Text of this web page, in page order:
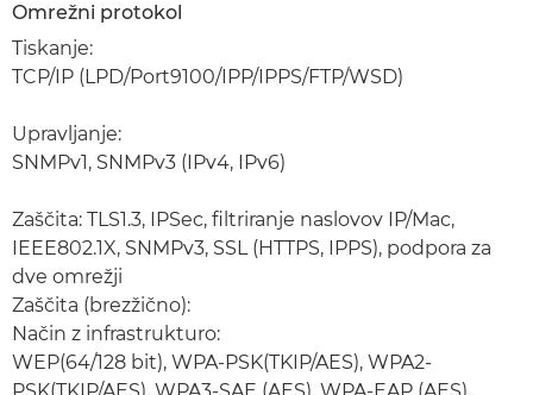
Omrežni protokol
Tiskanje:
TCP/IP (LPD/Port9100/IPP/IPPS/FTP/WSD)
Upravljanje:
SNMPv1, SNMPv3 (IPv4, IPv6)
Zaščita: TLS1.3, IPSec, filtriranje naslovov IP/Mac,
IEEE802.1X, SNMPv3, SSL (HTTPS, IPPS), podpora za
dve omrežji
Zaščita (brezžično):
Način z infrastrukturo:
WEP(64/128 bit), WPA-PSK(TKIP/AES), WPA2-